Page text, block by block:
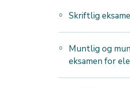
Skriftlig
Muntlig og
eksamen for